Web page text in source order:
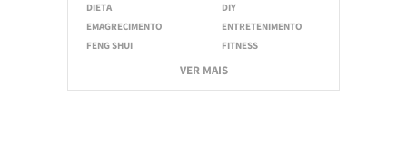
DIETA
DIY
EMAGRECIMENTO
ENTRETENIMENTO
FENG SHUI
FITNESS
VER MAIS